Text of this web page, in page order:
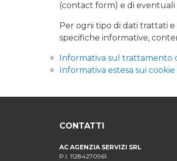
(contact form) e di eventuali
Per ogni tipo di dati trattati e
specifiche informative,
Informativa sul trattamento
Informativa estesa sui
CONTATTI
AC AGENZIA SERVIZI SRL
P.I. 11284270961